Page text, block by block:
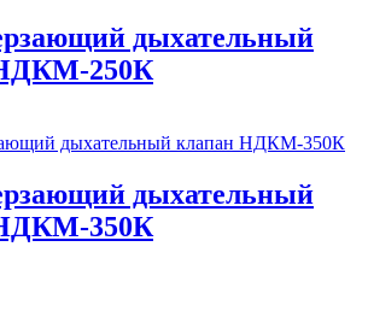
дыхательный
250К
дыхательный
350К